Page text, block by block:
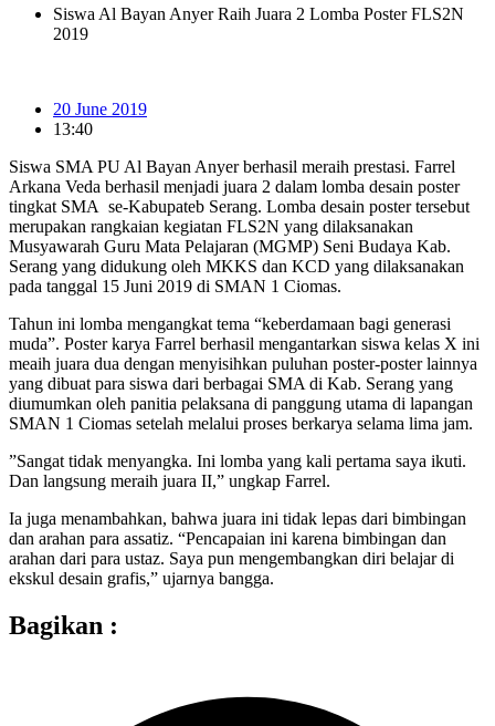
Siswa Al Bayan Anyer Raih Juara 2 Lomba Poster FLS2N
2019
20 June 2019
13:40
Siswa SMA PU Al Bayan Anyer berhasil meraih prestasi. Farrel
Arkana Veda berhasil menjadi juara 2 dalam lomba desain poster
tingkat SMA se-Kabupateb Serang. Lomba desain poster tersebut
merupakan rangkaian kegiatan FLS2N yang dilaksanakan
Musyawarah Guru Mata Pelajaran (MGMP) Seni Budaya Kab.
Serang yang didukung oleh MKKS dan KCD yang dilaksanakan
pada tanggal 15 Juni 2019 di SMAN 1 Ciomas.
Tahun ini lomba mengangkat tema “keberdamaan bagi generasi
muda”. Poster karya Farrel berhasil mengantarkan siswa kelas X ini
meaih juara dua dengan menyisihkan puluhan poster-poster lainnya
yang dibuat para siswa dari berbagai SMA di Kab. Serang yang
diumumkan oleh panitia pelaksana di panggung utama di lapangan
SMAN 1 Ciomas setelah melalui proses berkarya selama lima jam.
”Sangat tidak menyangka. Ini lomba yang kali pertama saya ikuti.
Dan langsung meraih juara II,” ungkap Farrel.
Ia juga menambahkan, bahwa juara ini tidak lepas dari bimbingan
dan arahan para assatiz. “Pencapaian ini karena bimbingan dan
arahan dari para ustaz. Saya pun mengembangkan diri belajar di
ekskul desain grafis,” ujarnya bangga.
Bagikan :